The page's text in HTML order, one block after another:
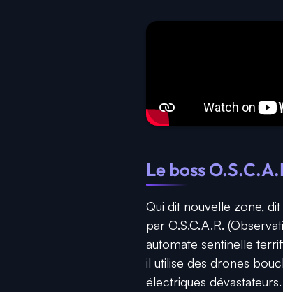
Le boss
Qui dit nouvelle zone,
par O.S.C.A.R.
automate sentinelle
il utilise des drones
électriques